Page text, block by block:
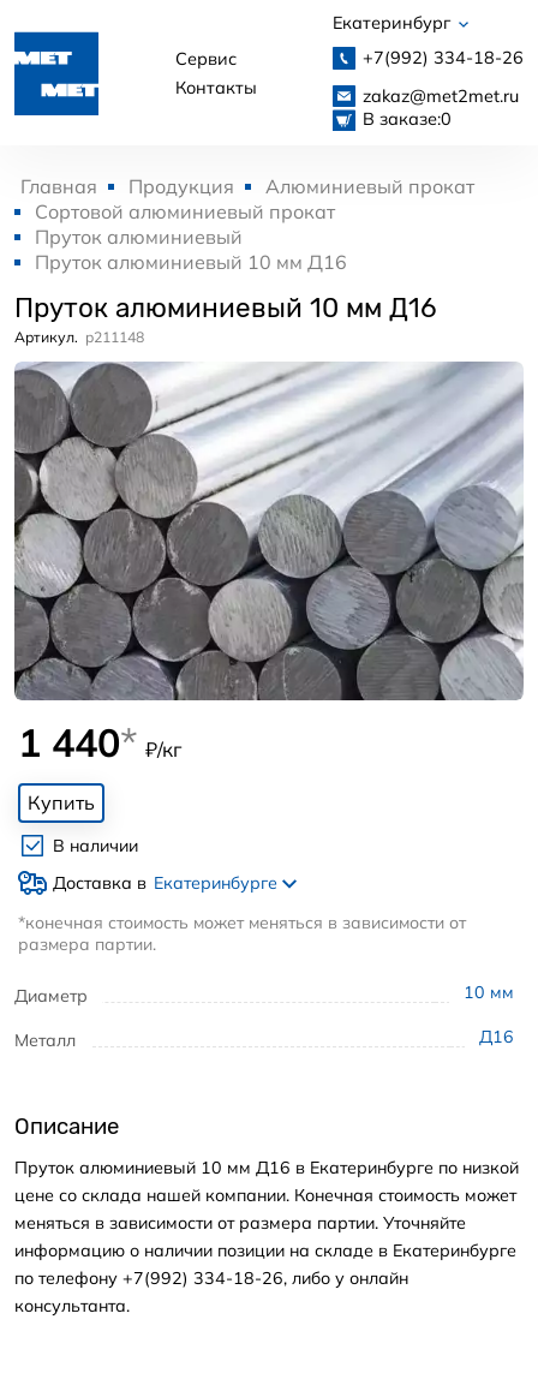
Сервис
Контакты
Екатеринбург
+7(992) 334-18-26
zakaz@met2met.ru
В заказе:0
Главная Продукция
Алюминиевый прокат
Сортовой алюминиевый прокат
Пруток алюминиевый
Пруток алюминиевый 10 мм Д16
Пруток алюминиевый 10 мм Д16
Артикул. p211148
Диаметр 10 мм
Металл Д16
1 440* ₽/кг
Купить
В наличии
Доставка в Екатеринбурге
*конечная стоимость может меняться в зависимости от
размера партии.
Описание
Пруток алюминиевый 10 мм Д16 в Екатеринбурге по низкой
цене со склада нашей компании. Конечная стоимость может
меняться в зависимости от размера партии. Уточняйте
информацию о наличии позиции на складе в Екатеринбурге
по телефону +7(992) 334-18-26, либо у онлайн
консультанта.